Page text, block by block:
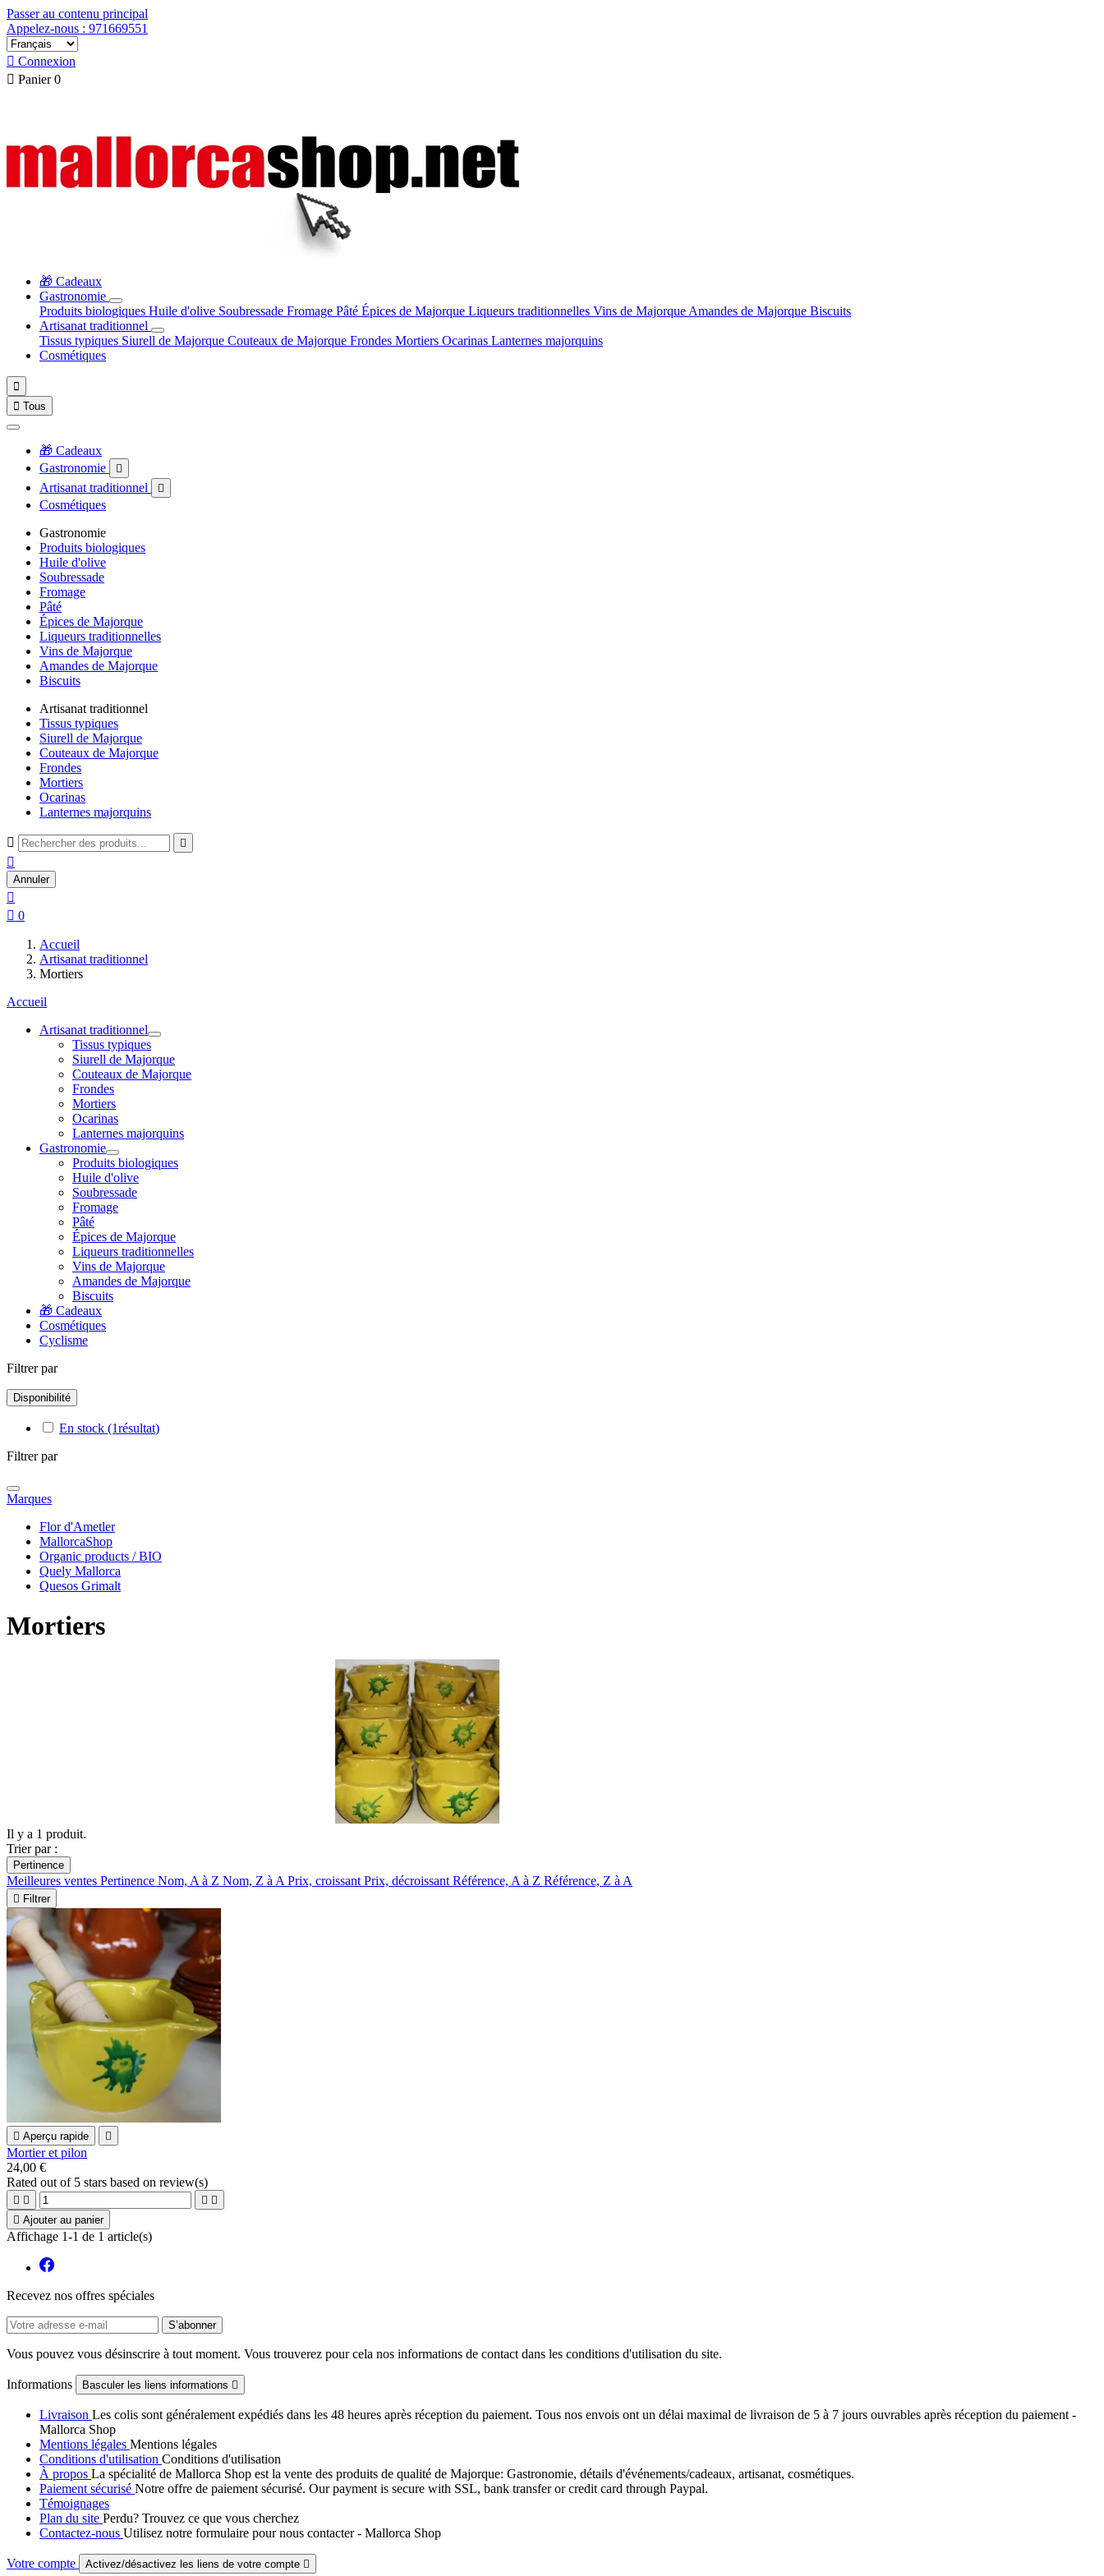
Passer au contenu principal
Appelez-nous : 971669551
 Connexion
 Panier 0
🎁 Cadeaux
Gastronomie
Produits biologiques Huile d'olive Soubressade Fromage Pâté Épices de Majorque Liqueurs traditionnelles Vins de Majorque Amandes de Majorque Biscuits
Artisanat traditionnel
Tissus typiques Siurell de Majorque Couteaux de Majorque Frondes Mortiers Ocarinas Lanternes majorquins
Cosmétiques

 Tous
🎁 Cadeaux
Gastronomie

Artisanat traditionnel 
Cosmétiques
Gastronomie
Produits biologiques
Huile d'olive
Soubressade
Fromage
Pâté
Épices de Majorque
Liqueurs traditionnelles
Vins de Majorque
Amandes de Majorque
Biscuits
Artisanat traditionnel
Tissus typiques
Siurell de Majorque
Couteaux de Majorque
Frondes
Mortiers
Ocarinas
Lanternes majorquins
 

Annuler

 0
Accueil
Artisanat traditionnel
Mortiers
Accueil
Artisanat traditionnel
Tissus typiques
Siurell de Majorque
Couteaux de Majorque
Frondes
Mortiers
Ocarinas
Lanternes majorquins
Gastronomie
Produits biologiques
Huile d'olive
Soubressade
Fromage
Pâté
Épices de Majorque
Liqueurs traditionnelles
Vins de Majorque
Amandes de Majorque
Biscuits
🎁 Cadeaux
Cosmétiques
Cyclisme
Filtrer par
Disponibilité
En stock (1résultat)
Filtrer par
Marques
Flor d'Ametler
MallorcaShop
Organic products / BIO
Quely Mallorca
Quesos Grimalt
Mortiers
Il y a 1 produit.
Trier par :
Pertinence
Meilleures ventes Pertinence Nom, A à Z Nom, Z à A Prix, croissant Prix, décroissant Référence, A à Z Référence, Z à A
 Filtrer
 Aperçu rapide 
Mortier et pilon
24,00 €
Rated out of 5 stars based on review(s)
   
 Ajouter au panier
Affichage 1-1 de 1 article(s)
Recevez nos offres spéciales
Vous pouvez vous désinscrire à tout moment. Vous trouverez pour cela nos informations de contact dans les conditions d'utilisation du site.
Informations Basculer les liens informations 
Livraison Les colis sont généralement expédiés dans les 48 heures après réception du paiement. Tous nos envois ont un délai maximal de livraison de 5 à 7 jours ouvrables après réception du paiement -
Mallorca Shop
Mentions légales Mentions légales
Conditions d'utilisation Conditions d'utilisation
À propos La spécialité de Mallorca Shop est la vente des produits de qualité de Majorque: Gastronomie, détails d'événements/cadeaux, artisanat, cosmétiques.
Paiement sécurisé Notre offre de paiement sécurisé. Our payment is secure with SSL, bank transfer or credit card through Paypal.
Témoignages
Plan du site Perdu? Trouvez ce que vous cherchez
Contactez-nous Utilisez notre formulaire pour nous contacter - Mallorca Shop
Votre compte Activez/désactivez les liens de votre compte 